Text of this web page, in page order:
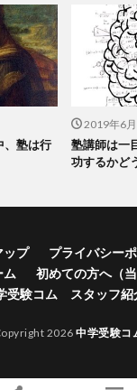
、塾は行
2019年6
塾講師は一
功するかど
ップ
プライバシー
ム
初めての方へ（
受験コム スタッフ紹
2026 中学受験コ